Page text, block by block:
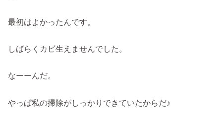
最初はよかったんです。
しばらくカビ生えませんでした。
なーーんだ。
やっぱ私の掃除がしっかりできていたからだ♪